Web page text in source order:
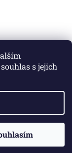
s jejich
. Všechna práva